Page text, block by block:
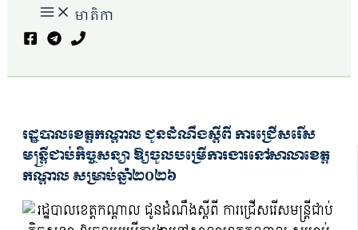
មាតិកា
រដ្ឋបាលខេត្តកណ្តាល ជូនដំណឹងស្តីពី ការជ្រើសរើស
មន្ត្រីជាប់កិច្ចសន្យា ឱ្យចូលបម្រើការងារនៅសាលាខេត្ត
កណ្តាល សម្រាប់ឆ្នាំ២០២៦